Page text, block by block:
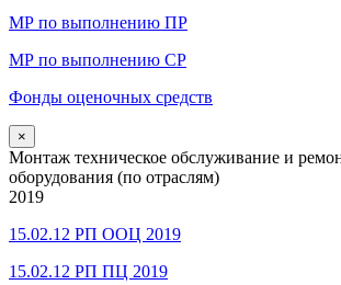
МР по выполнению ПР
МР по выполнению СР
Фонды оценочных средств
×
Монтаж техническое обслуживание и
оборудования (по отраслям)
2019
15.02.12 РП ООЦ 2019
15.02.12 РП ПЦ 2019